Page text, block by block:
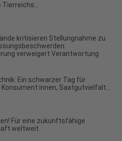
Tierreichs...
kritisieren Stellungnahme zu
verweigert Verantwortung
Ein schwarzer Tag für
Konsument:innen, Saatgutvielfalt...
Für eine zukunftsfähige
weltweit